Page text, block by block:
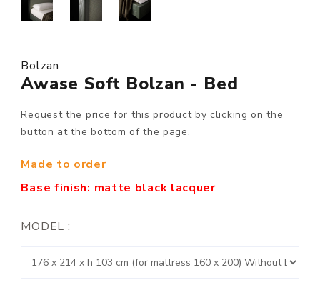
Bolzan
Awase Soft Bolzan - Bed
Request the price for this product by clicking on the
button at the bottom of the page.
Made to order
Base finish: matte black lacquer
MODEL :